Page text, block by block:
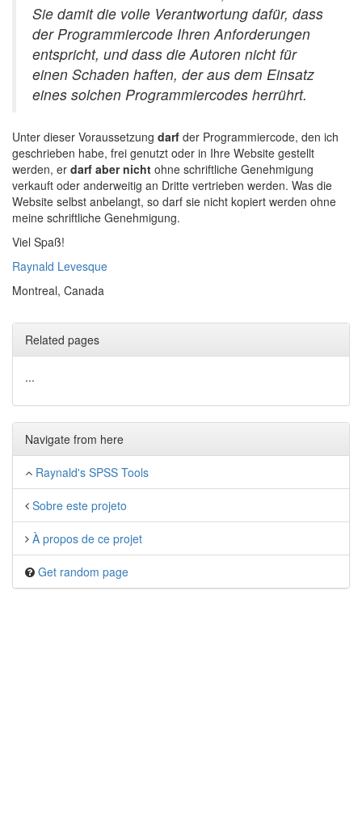
Sie damit die volle Verantwortung dafür, dass
der Programmiercode Ihren Anforderungen
entspricht, und dass die Autoren nicht für
einen Schaden haften, der aus dem Einsatz
eines solchen Programmiercodes herrührt.
Unter dieser Voraussetzung darf der Programmiercode, den ich
geschrieben habe, frei genutzt oder in Ihre Website gestellt
werden, er darf aber nicht ohne schriftliche Genehmigung
verkauft oder anderweitig an Dritte vertrieben werden. Was die
Website selbst anbelangt, so darf sie nicht kopiert werden ohne
meine schriftliche Genehmigung.
Viel Spaß!
Raynald Levesque
Montreal, Canada
Related pages
...
Navigate from here
Raynald's SPSS Tools
Sobre este projeto
À propos de ce projet
Get random page